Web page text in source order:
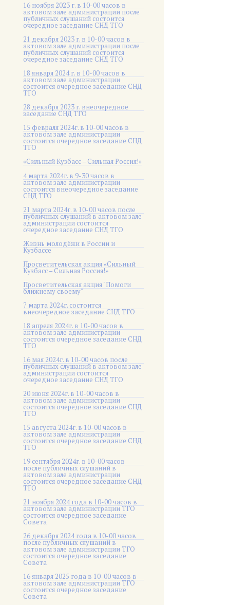
16 ноября 2023 г. в 10-00 часов в
актовом зале администрации после
публичных слушаний состоится
очередное заседание СНД ТГО
21 декабря 2023 г. в 10-00 часов в
актовом зале администрации после
публичных слушаний состоится
очередное заседание СНД ТГО
18 января 2024 г. в 10-00 часов в
актовом зале администрации
состоится очередное заседание СНД
ТГО
28 декабря 2023 г. внеочередное
заседание СНД ТГО
15 февраля 2024г. в 10-00 часов в
актовом зале администрации
состоится очередное заседание СНД
ТГО
«Сильный Кузбасс – Сильная Россия!»
4 марта 2024г. в 9-30 часов в
актовом зале администрации
состоится внеочередное заседание
СНД ТГО
21 марта 2024г. в 10-00 часов после
публичных слушаний в актовом зале
администрации состоится
очередное заседание СНД ТГО
Жизнь молодёжи в России и
Кузбассе
Просветительская акция «Сильный
Кузбасс – Сильная Россия!»
Просветительская акция "Помоги
ближнему своему"
7 марта 2024г. состоится
внеочередное заседание СНД ТГО
18 апреля 2024г. в 10-00 часов в
актовом зале администрации
состоится очередное заседание СНД
ТГО
16 мая 2024г. в 10-00 часов после
публичных слушаний в актовом зале
администрации состоится
очередное заседание СНД ТГО
20 июня 2024г. в 10-00 часов в
актовом зале администрации
состоится очередное заседание СНД
ТГО
15 августа 2024г. в 10-00 часов в
актовом зале администрации
состоится очередное заседание СНД
ТГО
19 сентября 2024г. в 10-00 часов
после публичных слушаний в
актовом зале администрации
состоится очередное заседание СНД
ТГО
21 ноября 2024 года в 10-00 часов в
актовом зале администрации ТГО
состоится очередное заседание
Совета
26 декабря 2024 года в 10-00 часов
после публичных слушаний в
актовом зале администрации ТГО
состоится очередное заседание
Совета
16 января 2025 года в 10-00 часов в
актовом зале администрации ТГО
состоится очередное заседание
Совета